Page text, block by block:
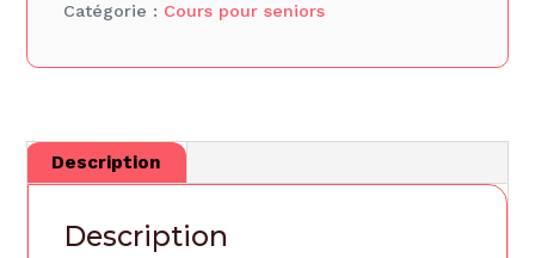
Catégorie : Cours pour seniors
Description
Description